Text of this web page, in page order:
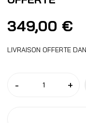
349,00 €
LIVRAISON OFFERTE
- +